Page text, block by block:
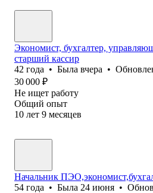
Экономист, бухгалтер,
старший кассир
42 года • Была вчера •
30 000 ₽
Не ищет работу
Общий опыт
10 лет 9 месяцев
Начальник
54 года • Была 24 июня •